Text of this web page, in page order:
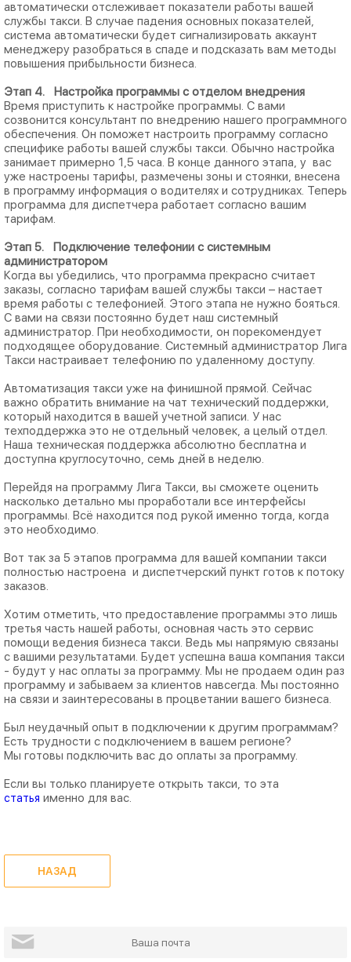
автоматически отслеживает показатели работы вашей
службы такси. В случае падения основных показателей,
система автоматически будет сигнализировать аккаунт
менеджеру разобраться в спаде и подсказать вам методы
повышения прибыльности бизнеса.
Этап 4. Настройка программы с отделом внедрения
Время приступить к настройке программы. С вами
созвонится консультант по внедрению нашего программного
обеспечения. Он поможет настроить программу согласно
специфике работы вашей службы такси. Обычно настройка
занимает примерно 1,5 часа. В конце данного этапа, у вас
уже настроены тарифы, размечены зоны и стоянки, внесена
в программу информация о водителях и сотрудниках. Теперь
программа для диспетчера работает согласно вашим
тарифам.
Этап 5. Подключение телефонии с системным
администратором
Когда вы убедились, что программа прекрасно считает
заказы, согласно тарифам вашей службы такси – настает
время работы с телефонией. Этого этапа не нужно бояться.
С вами на связи постоянно будет наш системный
администратор. При необходимости, он порекомендует
подходящее оборудование. Системный администратор Лига
Такси настраивает телефонию по удаленному доступу.
Автоматизация такси уже на финишной прямой. Сейчас
важно обратить внимание на чат технический поддержки,
который находится в вашей учетной записи. У нас
техподдержка это не отдельный человек, а целый отдел.
Наша техническая поддержка абсолютно бесплатна и
доступна круглосуточно, семь дней в неделю.
Перейдя на программу Лига Такси, вы сможете оценить
насколько детально мы проработали все интерфейсы
программы. Всё находится под рукой именно тогда, когда
это необходимо.
Вот так за 5 этапов программа для вашей компании такси
полностью настроена и диспетчерский пункт готов к потоку
заказов.
Хотим отметить, что предоставление программы это лишь
третья часть нашей работы, основная часть это сервис
помощи ведения бизнеса такси. Ведь мы напрямую связаны
с вашими результатами. Будет успешна ваша компания такси
- будут у нас оплаты за программу. Мы не продаем один раз
программу и забываем за клиентов навсегда. Мы постоянно
на связи и заинтересованы в процветании вашего бизнеса.
Был неудачный опыт в подключении к другим программам?
Есть трудности с подключением в вашем регионе?
Мы готовы подключить вас до оплаты за программу.
Если вы только планируете открыть такси, то эта
статья именно для вас.
НАЗАД